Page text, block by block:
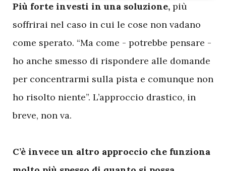
Più forte investi in una soluzione, più
soffrirai nel caso in cui le cose non vadano
come sperato. “Ma come - potrebbe pensare -
ho anche smesso di rispondere alle domande
per concentrarmi sulla pista e comunque non
ho risolto niente”. L’approccio drastico, in
breve, non va.
C’è invece un altro approccio che funziona